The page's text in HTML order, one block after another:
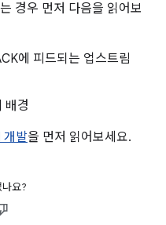
경우 먼저 다음을 읽어보
에 피드되는 업스트림
배경
개발을 먼저 읽어보세요.
요?